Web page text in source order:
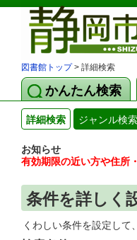
図書館トップ> 詳細検索
かんたん検索
詳細検索 ジャンル検索
お知らせ
有効期限の近い方や住所
条件を詳しく
くわしい条件を設定して